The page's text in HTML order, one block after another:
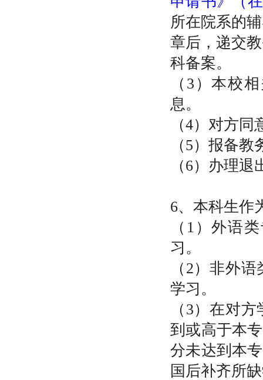
所在院系的
章后，递交
科备案。
（3）本校
息。
（4）对方
（5）报备
（6）办理
6、本科生作
（1）外语
习。
（2）非外
学习。
（3）在对
到或高于本
分未达到本
国后补齐所